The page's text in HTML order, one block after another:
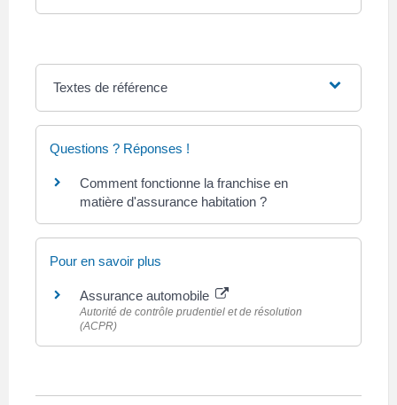
Textes de référence
Questions ? Réponses !
Comment fonctionne la franchise en
matière d'assurance habitation ?
Pour en savoir plus
Assurance automobile
Autorité de contrôle prudentiel et de résolution
(ACPR)